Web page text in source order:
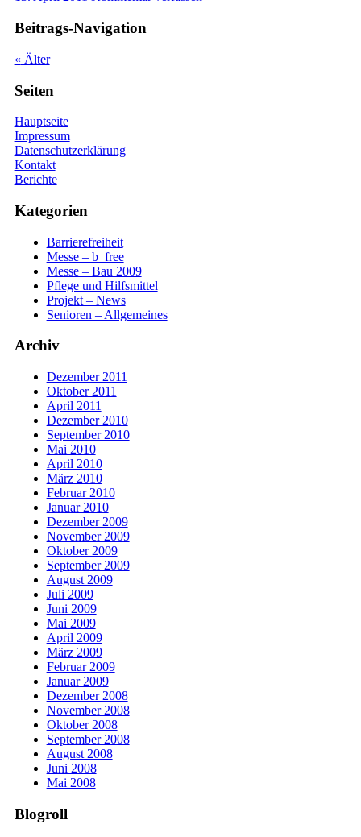
Beitrags-Navigation
« Älter
Seiten
Hauptseite
Impressum
Datenschutzerklärung
Kontakt
Berichte
Kategorien
Barrierefreiheit
Messe – b_free
Messe – Bau 2009
Pflege und Hilfsmittel
Projekt – News
Senioren – Allgemeines
Archiv
Dezember 2011
Oktober 2011
April 2011
Dezember 2010
September 2010
Mai 2010
April 2010
März 2010
Februar 2010
Januar 2010
Dezember 2009
November 2009
Oktober 2009
September 2009
August 2009
Juli 2009
Juni 2009
Mai 2009
April 2009
März 2009
Februar 2009
Januar 2009
Dezember 2008
November 2008
Oktober 2008
September 2008
August 2008
Juni 2008
Mai 2008
Blogroll